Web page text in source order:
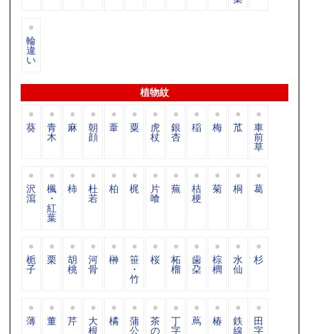
輪
違
い
植物紋
葵 青
木
麻 朝
顔
葦 粟 虎
杖
銀
杏
稲 梅 苽 車
前
草
沢
瀉
楓
・
紅
葉
柿 杜
若
柏 梶 片
喰
蕪 桔
梗
菊 桐 葛
栀
子
栗 胡
桃
河
骨
榊 笹
・
竹
桜 柘
榴
歯
朶
棕
櫚
水
仙
杉
薄 董 芹 大
根
橘 蒲
公
茶
の
丁
字
蔦 椿 鉄
線
田
字